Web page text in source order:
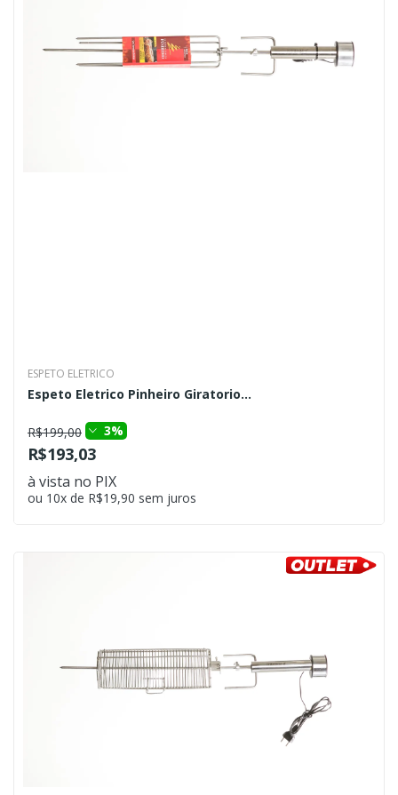
ESPETO ELETRICO
Espeto Eletrico Pinheiro Giratorio...
R$199,00 3%
R$193,03
à vista no PIX
ou 10x de R$19,90 sem juros